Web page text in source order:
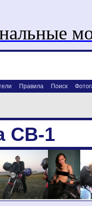
Правила Поиск
CB-1